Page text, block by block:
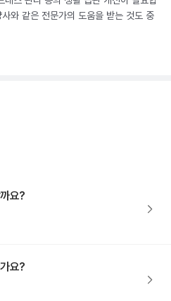
와 같은 전문가의 도움을 받는 것도 중
요?
요?